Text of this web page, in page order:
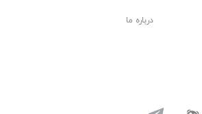
درباره ما